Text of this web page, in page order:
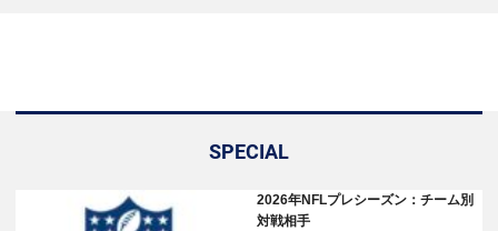
SPECIAL
2026年NFLプレシーズン：チーム別
対戦相手